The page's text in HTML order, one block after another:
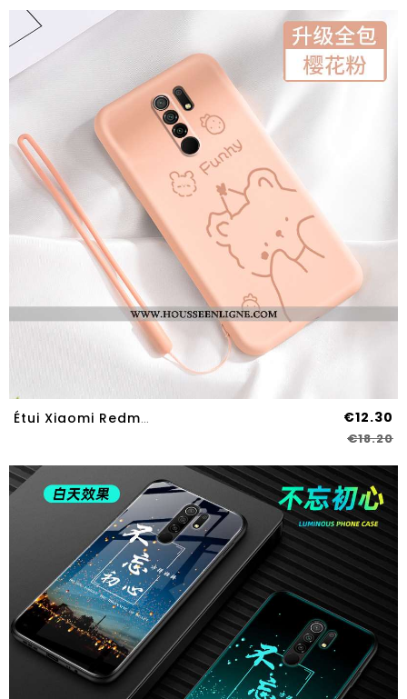
Étui Xiaomi Redmi 9 Fluide Doux Silicone Petit Net Rouge Délavé En Daim Protection Tout Compris Rose €12.30
€18.20